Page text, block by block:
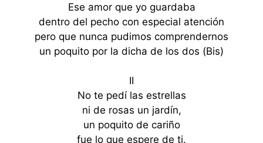
Ese amor que yo guardaba
dentro del pecho con especial atención
pero que nunca pudimos comprendernos
un poquito por la dicha de los dos (Bis)
II
No te pedí las estrellas
ni de rosas un jardín,
un poquito de cariño
fue lo que espere de ti.